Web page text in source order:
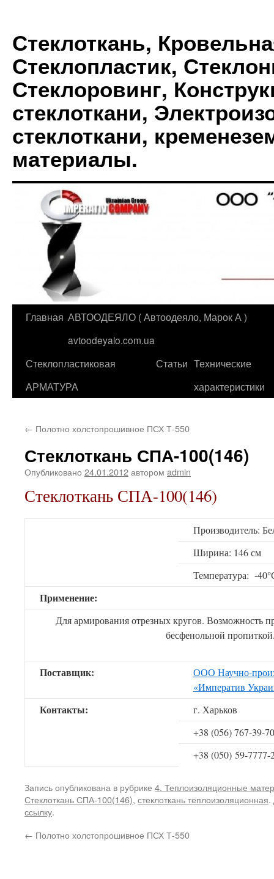
Стеклоткань,
Стеклопластик,
Стеклоровинг,
стеклоткани,
стеклоткани,
материалы.
Перейти
содержимому
Главная АВТООДЕЯЛО ( Автоодеяло, Марок А )
avtoodeyalo.com.ua
Стеклопластиковая
АРМАТУРА
Статьи Технические
характеристики
← Полотно холстопрошивное ПСХ Т-550
Стеклоткань СПА-100(146)
Опубликовано 24.01.2012автором admin
Стеклоткань СПА-100(146)
Производитель:
Ширина: 146 см
Температура: -
Применение:
Для армирования отрезных кругов. Возможность
бесфенольной
Поставщик:
ООО Научно-
«Императив
Контакты:
г. Харьков
+38 (056) 767-39-70
+38 (050) 59-7777-
Запись опубликована в рубрике 4. Теплоизоляционные
Стеклоткань СПА-100(146), стеклоткань теплоизоляционная.
ссылку.
← Полотно холстопрошивное ПСХ Т-550